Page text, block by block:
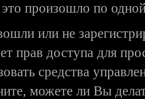
произошло по
или не
прав доступа для
средства
можете ли Вы